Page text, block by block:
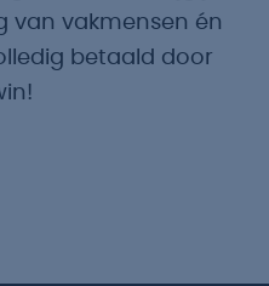
van vakmensen én
betaald door